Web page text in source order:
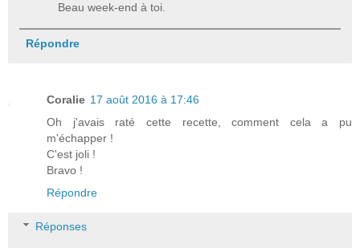
Beau week-end à toi.
Répondre
Coralie 17 août 2016 à 17:46
Oh j'avais raté cette recette, comment cela a pu
m'échapper !
C'est joli !
Bravo !
Répondre
Réponses